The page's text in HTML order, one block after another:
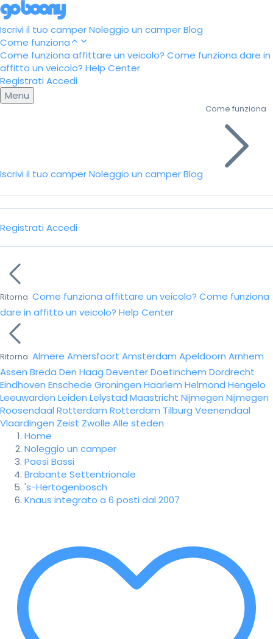
Iscrivi il tuo camperNoleggio un camperBlog
Come funziona
Come funziona affittare un veicolo? Come funziona dare in
affitto un veicolo? Help Center
Registrati Accedi
Menu
Iscrivi il tuo camperNoleggio un camperBlog
Come funziona
Registrati Accedi
Ritorna Come funziona affittare un veicolo? Come funziona
dare in affitto un veicolo? Help Center
Ritorna Almere Amersfoort Amsterdam Apeldoorn Arnhem
Assen Breda Den Haag DeventerDoetinchem Dordrecht
Eindhoven Enschede Groningen Haarlem Helmond Hengelo
Leeuwarden Leiden Lelystad Maastricht Nijmegen Nijmegen
Roosendaal Rotterdam Rotterdam Tilburg Veenendaal
Vlaardingen Zeist Zwolle Alle steden
Home
Noleggio un camper
Paesi Bassi
Brabante Settentrionale
's-Hertogenbosch
Knaus integrato a 6 posti dal 2007